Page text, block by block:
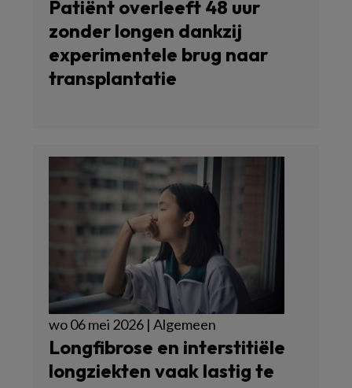
Patiënt overleeft 48 uur
zonder longen dankzij
experimentele brug naar
transplantatie
wo 06 mei 2026 | Algemeen
Longfibrose en interstitiële
longziekten vaak lastig te